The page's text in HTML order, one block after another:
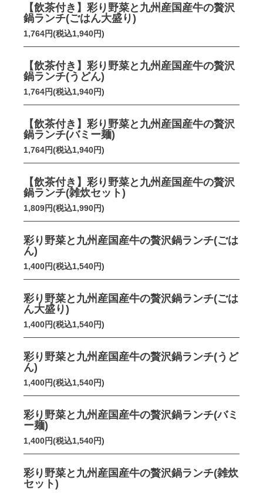
【飲茶付き】彩り野菜と九州産国産牛の贅沢
鍋ランチ(ごはん大盛り)
1,764円(税込1,940円)
【飲茶付き】彩り野菜と九州産国産牛の贅沢
鍋ランチ(うどん)
1,764円(税込1,940円)
【飲茶付き】彩り野菜と九州産国産牛の贅沢
鍋ランチ(バミー麺)
1,764円(税込1,940円)
【飲茶付き】彩り野菜と九州産国産牛の贅沢
鍋ランチ(雑炊セット)
1,809円(税込1,990円)
彩り野菜と九州産国産牛の贅沢鍋ランチ(ごは
ん)
1,400円(税込1,540円)
彩り野菜と九州産国産牛の贅沢鍋ランチ(ごは
ん大盛り)
1,400円(税込1,540円)
彩り野菜と九州産国産牛の贅沢鍋ランチ(うど
ん)
1,400円(税込1,540円)
彩り野菜と九州産国産牛の贅沢鍋ランチ(バミ
ー麺)
1,400円(税込1,540円)
彩り野菜と九州産国産牛の贅沢鍋ランチ(雑炊
セット)